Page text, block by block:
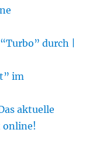
durch |
im
aktuelle
online!